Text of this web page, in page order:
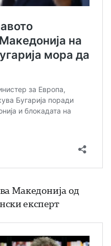
Македонија од
експерт